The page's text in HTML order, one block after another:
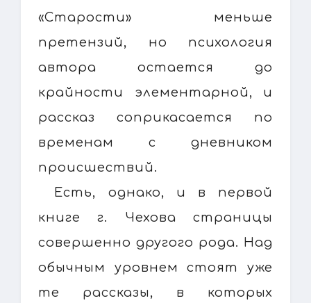
«Старости» меньше
претензий, но психология
автора остается до
крайности элементарной, и
рассказ соприкасается по
временам с дневником
происшествий.
Есть, однако, и в первой
книге г. Чехова страницы
совершенно другого рода. Над
обычным уровнем стоят уже
те рассказы, в которых